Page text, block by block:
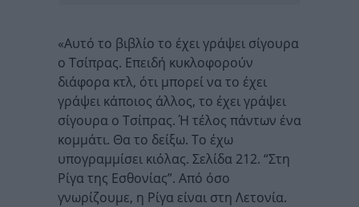
«Αυτό το βιβλίο το έχει γράψει σίγουρα
ο Τσίπρας. Επειδή κυκλοφορούν
διάφορα κτλ, ότι μπορεί να το έχει
γράψει κάποιος άλλος, το έχει γράψει
σίγουρα ο Τσίπρας. Ή τέλος πάντων ένα
κομμάτι. Θα το δείξω. Το έχω
υπογραμμίσει κιόλας. Σελίδα 212. “Στη
Ρίγα της Εσθονίας”. Από όσο
γνωρίζουμε, η Ρίγα είναι στη Λετονία.